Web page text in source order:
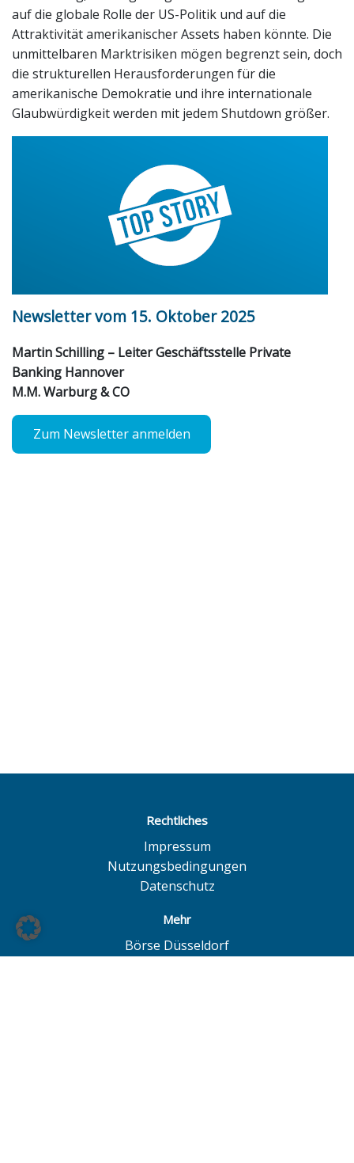
auf die globale Rolle der US-Politik und auf die
Attraktivität amerikanischer Assets haben könnte. Die
unmittelbaren Marktrisiken mögen begrenzt sein, doch
die strukturellen Herausforderungen für die
amerikanische Demokratie und ihre internationale
Glaubwürdigkeit werden mit jedem Shutdown größer.
Newsletter vom 15. Oktober 2025
Martin Schilling – Leiter Geschäftsstelle Private
Banking Hannover
M.M. Warburg & CO
Zum Newsletter anmelden
Rechtliches
Impressum
Nutzungsbedingungen
Datenschutz
Mehr
Börse Düsseldorf